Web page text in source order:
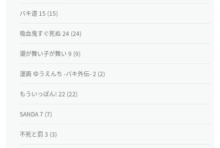
バキ道 15 (15)
吸血鬼すぐ死ぬ 24 (24)
潮が舞い子が舞い 9 (9)
漫画 ゆうえんち -バキ外伝- 2 (2)
もういっぽん! 22 (22)
SANDA 7 (7)
不死と罰 3 (3)